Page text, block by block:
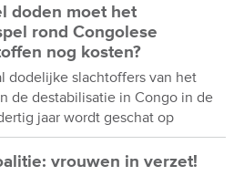
doden moet het
rond Congolese
nog kosten?
dodelijke slachtoffers van het
de destabilisatie in Congo in de
jaar wordt geschat op
vrouwen in verzet!